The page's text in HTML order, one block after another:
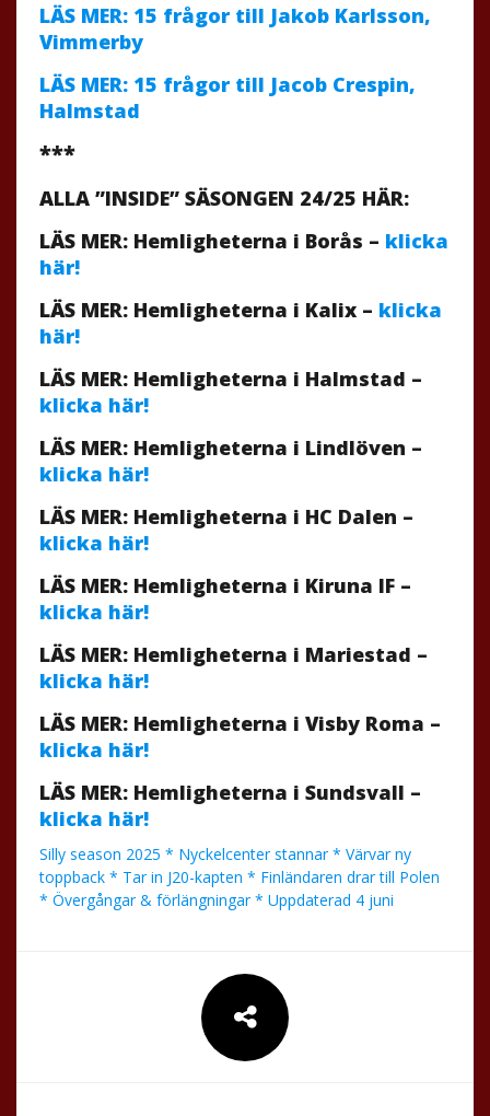
LÄS MER: 15 frågor till Jakob Karlsson,
Vimmerby
LÄS MER: 15 frågor till Jacob Crespin,
Halmstad
***
ALLA ”INSIDE” SÄSONGEN 24/25 HÄR:
LÄS MER: Hemligheterna i Borås – klicka
här!
LÄS MER: Hemligheterna i Kalix – klicka
här!
LÄS MER: Hemligheterna i Halmstad –
klicka här!
LÄS MER: Hemligheterna i Lindlöven –
klicka här!
LÄS MER: Hemligheterna i HC Dalen –
klicka här!
LÄS MER: Hemligheterna i Kiruna IF –
klicka här!
LÄS MER: Hemligheterna i Mariestad –
klicka här!
LÄS MER: Hemligheterna i Visby Roma –
klicka här!
LÄS MER: Hemligheterna i Sundsvall –
klicka här!
Silly season 2025 * Nyckelcenter stannar * Värvar ny
toppback * Tar in J20-kapten * Finländaren drar till Polen
* Övergångar & förlängningar * Uppdaterad 4 juni